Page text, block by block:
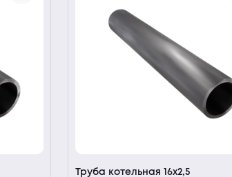
Труба котельная 16х2,5